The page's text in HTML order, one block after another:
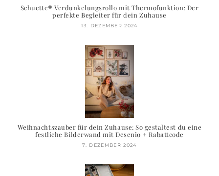
Schuette® Verdunkelungsrollo mit Thermofunktion: Der
perfekte Begleiter für dein Zuhause
13. DEZEMBER 2024
Weihnachtszauber für dein Zuhause: So gestaltest du eine
festliche Bilderwand mit Desenio + Rabattcode
7. DEZEMBER 2024